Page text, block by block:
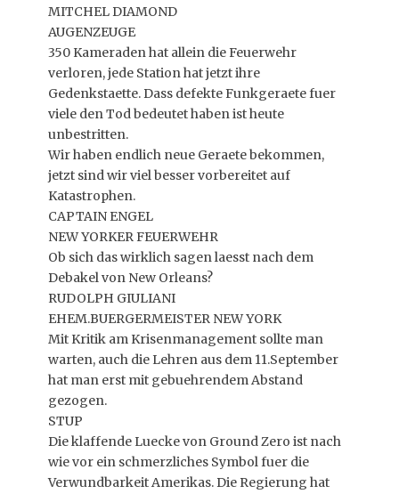
MITCHEL DIAMOND
AUGENZEUGE
350 Kameraden hat allein die Feuerwehr
verloren, jede Station hat jetzt ihre
Gedenkstaette. Dass defekte Funkgeraete fuer
viele den Tod bedeutet haben ist heute
unbestritten.
Wir haben endlich neue Geraete bekommen,
jetzt sind wir viel besser vorbereitet auf
Katastrophen.
CAPTAIN ENGEL
NEW YORKER FEUERWEHR
Ob sich das wirklich sagen laesst nach dem
Debakel von New Orleans?
RUDOLPH GIULIANI
EHEM.BUERGERMEISTER NEW YORK
Mit Kritik am Krisenmanagement sollte man
warten, auch die Lehren aus dem 11.September
hat man erst mit gebuehrendem Abstand
gezogen.
STUP
Die klaffende Luecke von Ground Zero ist nach
wie vor ein schmerzliches Symbol fuer die
Verwundbarkeit Amerikas. Die Regierung hat